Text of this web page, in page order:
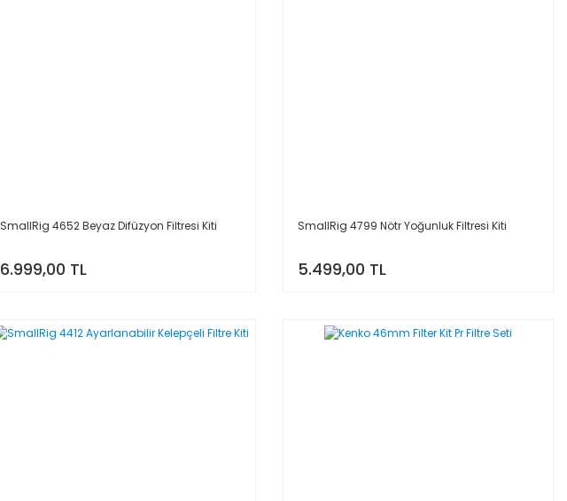
SmallRig 4652 Beyaz Difüzyon Filtresi Kiti
6.999,00 TL
SmallRig 4799 Nötr Yoğunluk Filtresi Kiti
5.499,00 TL